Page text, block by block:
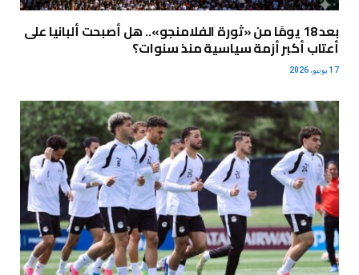
بعد 18 يومًا من «ثورة الفلامنجو».. هل أصبحت ألبانيا على
أعتاب أكبر أزمة سياسية منذ سنوات؟
17 يونيو، 2026